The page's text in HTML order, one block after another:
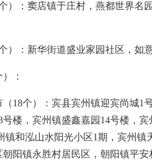
）：窦店镇于庄村，燕都世界名
）：新华街道盛业家园社区，如
：
18个）：宾县宾州镇迎宾尚城1
楼，宾州镇盛鑫嘉园14号楼，
镇和泓山水阳光小区1期，宾州
阳镇永胜村居民区，朝阳镇平安